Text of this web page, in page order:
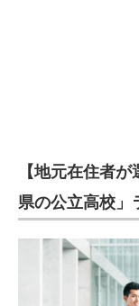
【地元在住者
県の公立高校」